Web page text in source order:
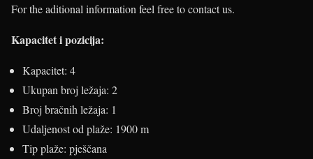
For the aditional information feel free to contact us.
Kapacitet i pozicija:
Kapacitet: 4
Ukupan broj ležaja: 2
Broj bračnih ležaja: 1
Udaljenost od plaže: 1900 m
Tip plaže: pješčana